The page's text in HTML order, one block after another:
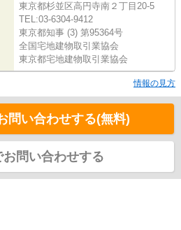
東京都杉並区高円寺南２丁目20-5
TEL:03-6304-9412
東京都知事 (3) 第95364号
全国宅地建物取引業協会
東京都宅地建物取引業協会
情報の見方
問い合わせする(無料)
お問い合わせする